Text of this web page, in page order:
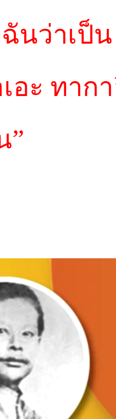
นว่าเป็
อะ ทาก
”